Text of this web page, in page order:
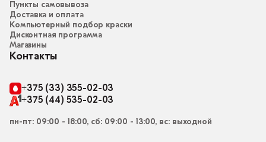
Пункты самовывоза
Доставка и оплата
Компьютерный подбор краски
Дисконтная программа
Магазины
Контакты
+375 (33) 355-02-03
+375 (44) 535-02-03
пн-пт: 09:00 - 18:00, сб: 09:00 - 13:00, вс: выходной